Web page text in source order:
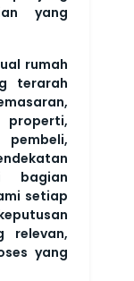
yang
rumah
terarah
bagian
setiap
relevan,
yang